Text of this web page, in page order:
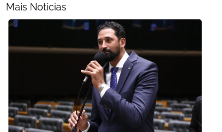
Mais Noticias